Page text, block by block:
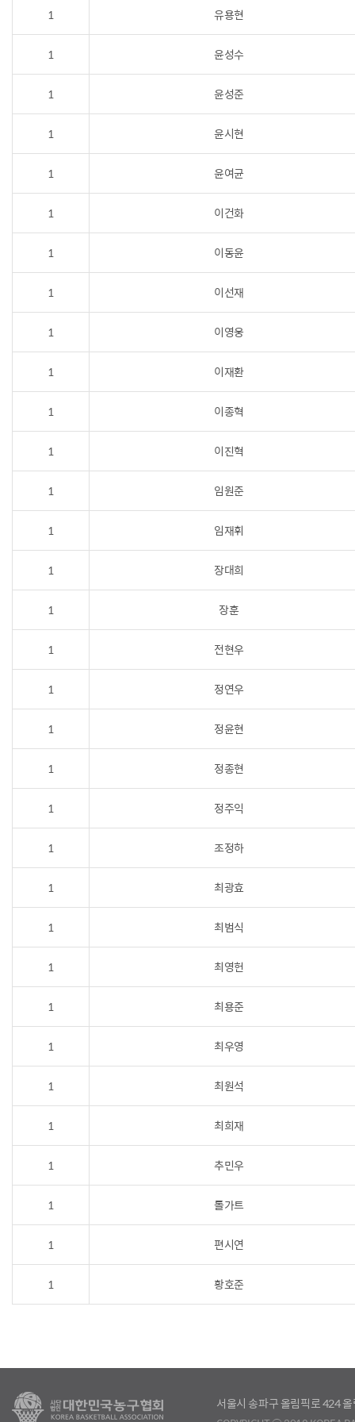
1 유용현
1 윤성수
1 윤성준
1 윤시현
1 윤여균
1 이건화
1 이동윤
1 이선재
1 이영웅
1 이재환
1 이종혁
1 이진혁
1 임원준
1 임재휘
1 장대희
1 장훈
1 전현우
1 정연우
1 정윤현
1 정종현
1 정주익
1 조정하
1 최광효
1 최범식
1 최영헌
1 최용준
1 최우영
1 최원석
1 최희재
1 추민우
1 톨가트
1 편시연
1 황호준
서울시 송파구 올림픽로 424